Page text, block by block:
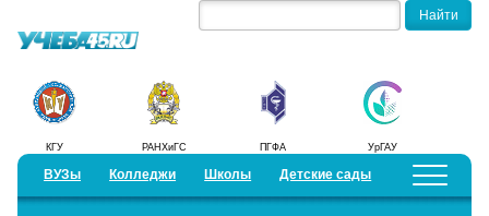
КГУ РАНХиГС ПГФА УрГАУ
ВУЗы Колледжи Школы Детские сады